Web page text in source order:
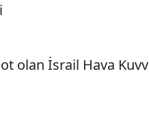
olan İsrail Hava